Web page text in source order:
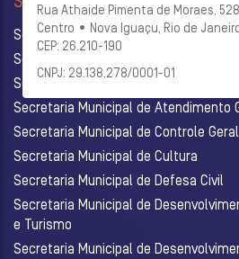
Rua Athaide Pimenta de Moraes, 528
Centro • Nova Iguaçu, Rio de
CEP: 26.210-190
CNPJ: 29.138.278/0001-01
Secretaria Municipal de Administração
Secretaria Municipal de Agricultura e
Secretaria Municipal de Assistência
Secretaria Municipal de Atendimento
Secretaria Municipal de Controle Geral
Secretaria Municipal de Cultura
Secretaria Municipal de Defesa Civil
Secretaria Municipal de
e Turismo
Secretaria Municipal de